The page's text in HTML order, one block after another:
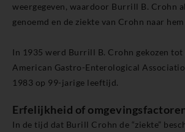
weergegeven, waardoor Burrill B. Crohn
genoemd en de ziekte van Crohn naar
In 1935 werd Burrill B. Crohn gekozen tot
American Gastro-Enterological
1983 op 99-jarige leeftijd.
Erfelijkheid of
In de tijd dat Burill Crohn de “ziekte”